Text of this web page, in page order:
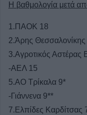
Η βαθμολογία μετά
1.ΠΑΟΚ 18
2.Άρης Θεσσαλονίκης
3.Αγροτικός
-ΑΕΛ 15
5.ΑΟ Τρίκαλα 9*
-Γιάννενα 9**
7.Ελπίδες Καρδίτσας